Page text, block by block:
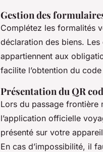
Gestion des
Complétez les formalités
déclaration des biens.
appartiennent aux
facilite l’obtention du
Présentation du QR
Lors du passage frontière
l’application officielle
présenté sur votre
En cas d’impossibilité, il